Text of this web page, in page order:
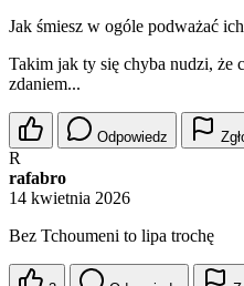
Jak śmiesz w ogóle podważać
Takim jak ty się chyba nudzi, że
zdaniem...
Odpowiedz
R
rafabro
14 kwietnia 2026
Bez Tchoumeni to lipa trochę